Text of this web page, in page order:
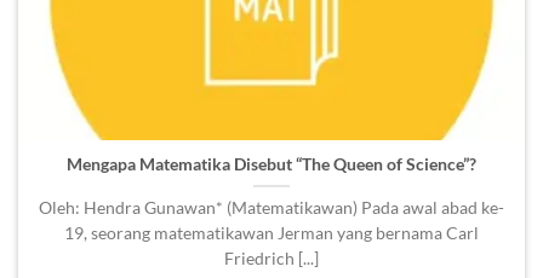
Mengapa Matematika Disebut “The Queen of Science”?
Oleh: Hendra Gunawan* (Matematikawan) Pada awal abad ke-
19, seorang matematikawan Jerman yang bernama Carl
Friedrich [...]